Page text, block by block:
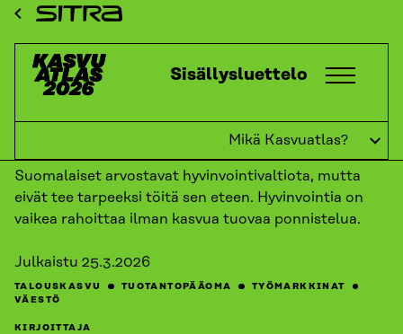
Siirry
sisältöön
Sitra
Kasvuatlas
Mikä Kasvuatlas?
Sisällysluettelo
ETUSIVU KASVUATLAS
Liiankin onnellinen kansa?
Suomalaiset arvostavat hyvinvointivaltiota, mutta
eivät tee tarpeeksi töitä sen eteen. Hyvinvointia on
vaikea rahoittaa ilman kasvua tuovaa ponnistelua.
Julkaistu 25.3.2026
TALOUSKASVU TUOTANTOPÄÄOMA
TYÖMARKKINAT
VÄESTÖ
KIRJOITTAJA